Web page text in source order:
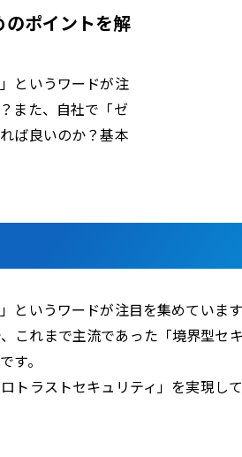
のポイントを解
というワードが注
また、自社で「ゼ
ば良いのか？基本
いうワードが注目を集めています
これまで主流であった「境界型
す。
トラストセキュリティ」を実現